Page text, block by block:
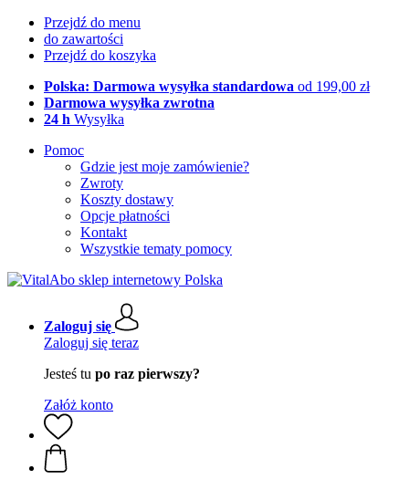
Przejdź do menu
do zawartości
Przejdź do koszyka
Polska: Darmowa wysyłka standardowa od 199,00 zł
Darmowa wysyłka zwrotna
24 h Wysyłka
Pomoc
Gdzie jest moje zamówienie?
Zwroty
Koszty dostawy
Opcje płatności
Kontakt
Wszystkie tematy pomocy
Zaloguj się
Zaloguj się teraz
Jesteś tu po raz pierwszy?
Załóż konto